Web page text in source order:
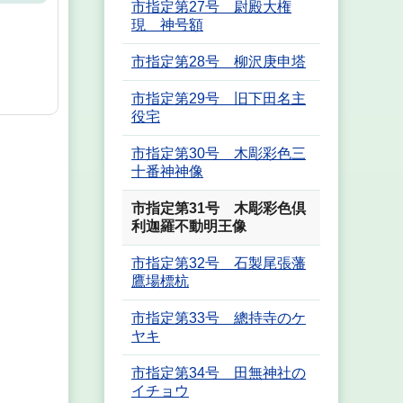
市指定第27号 尉殿大権
現 神号額
市指定第28号 柳沢庚申塔
市指定第29号 旧下田名主
役宅
市指定第30号 木彫彩色三
十番神神像
市指定第31号 木彫彩色倶
利迦羅不動明王像
市指定第32号 石製尾張藩
鷹場標杭
市指定第33号 總持寺のケ
ヤキ
市指定第34号 田無神社の
イチョウ